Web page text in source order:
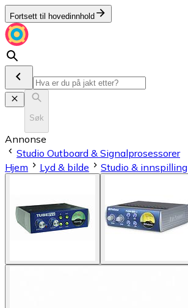
Fortsett til hovedinnhold
Søk
Annonse
Studio Outboard & Signalprosessorer
Hjem
Lyd & bilde Studio & innspilling